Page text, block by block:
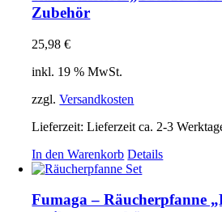
Zubehör
25,98€
inkl. 19 % MwSt.
zzgl.Versandkosten
Lieferzeit:Lieferzeit ca. 2-3
In den Warenkorb Details
Fumaga – Räucherpfanne